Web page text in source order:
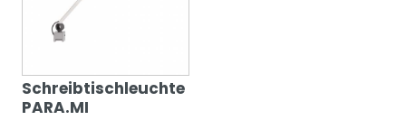
Schreibtischleuchte
PARA.MI